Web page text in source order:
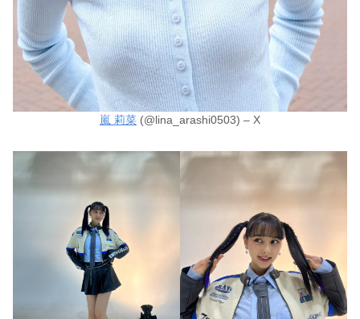
嵐 莉菜 (@lina_arashi0503) – X